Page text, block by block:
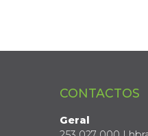
CONTACTOS
Geral